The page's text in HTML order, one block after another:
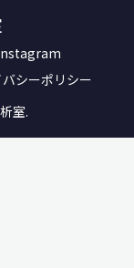
シーポリシー
室.